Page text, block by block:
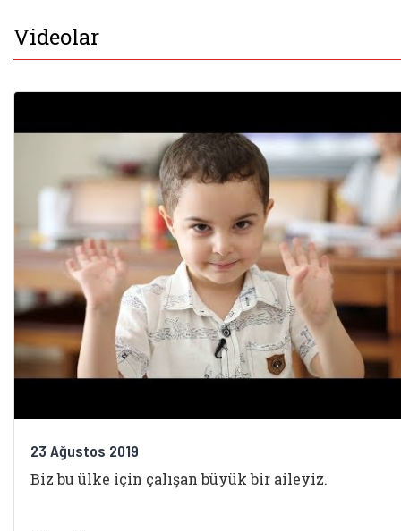
Videolar
23 Ağustos 2019
Biz bu ülke için çalışan büyük bir aileyiz.